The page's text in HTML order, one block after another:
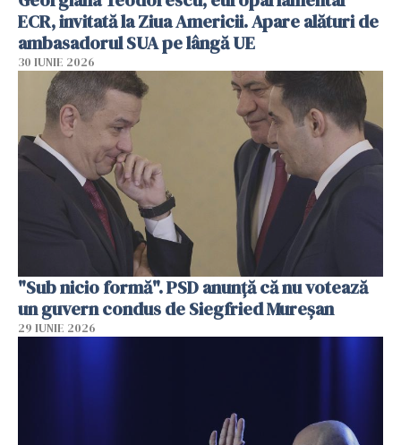
ECR, invitată la Ziua Americii. Apare alături de
ambasadorul SUA pe lângă UE
30 IUNIE 2026
"Sub nicio formă". PSD anunţă că nu votează
un guvern condus de Siegfried Mureşan
29 IUNIE 2026